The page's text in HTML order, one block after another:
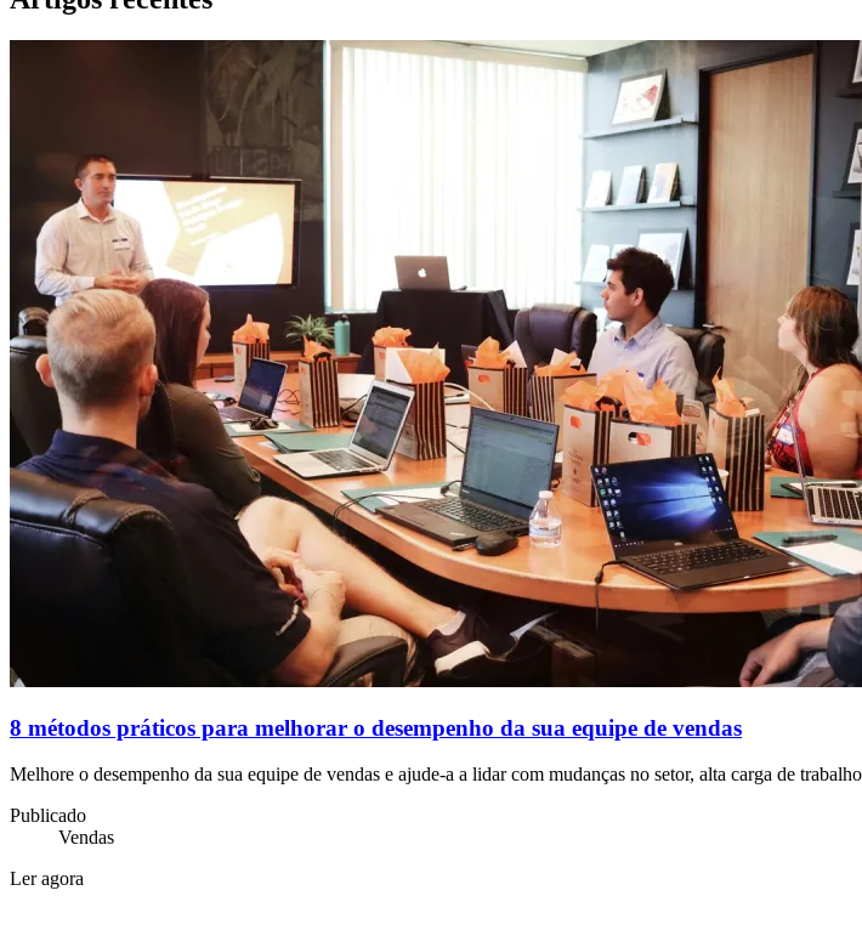
8 métodos práticos para melhorar o desempenho da sua equipe de vendas
Melhore o desempenho da sua equipe de vendas e ajude-a a lidar com mudanças no setor, alta carga de
Publicado
Vendas
Ler agora